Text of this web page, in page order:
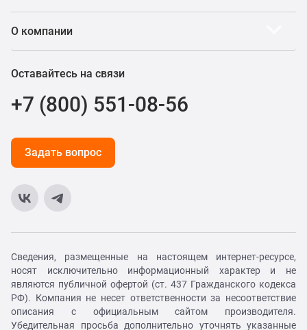
О компании
Оставайтесь на связи
+7 (800) 551-08-56
Задать вопрос
Сведения, размещенные на настоящем интернет-ресурсе,
носят исключительно информационный характер и не
являются публичной офертой (ст. 437 Гражданского кодекса
РФ). Компания не несет ответственности за несоответствие
описания с официальным сайтом производителя.
Убедительная просьба дополнительно уточнять указанные